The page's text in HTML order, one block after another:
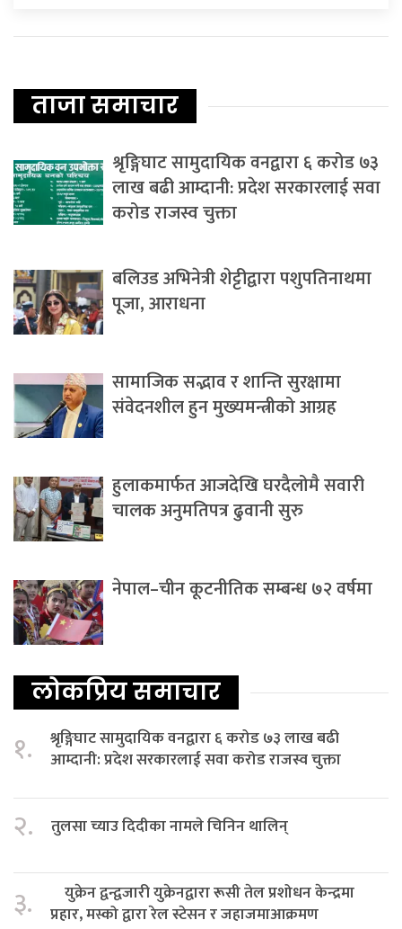
ताजा समाचार
श्रृङ्गिघाट सामुदायिक वनद्वारा ६ करोड ७३
लाख बढी आम्दानी: प्रदेश सरकारलाई सवा
करोड राजस्व चुक्ता
बलिउड अभिनेत्री शेट्टीद्वारा पशुपतिनाथमा
पूजा, आराधना
सामाजिक सद्भाव र शान्ति सुरक्षामा
संवेदनशील हुन मुख्यमन्त्रीको आग्रह
हुलाकमार्फत आजदेखि घरदैलोमै सवारी
चालक अनुमतिपत्र ढुवानी सुरु
नेपाल–चीन कूटनीतिक सम्बन्ध ७२ वर्षमा
लोकप्रिय समाचार
१.
श्रृङ्गिघाट सामुदायिक वनद्वारा ६ करोड ७३ लाख बढी
आम्दानी: प्रदेश सरकारलाई सवा करोड राजस्व चुक्ता
२. तुलसा च्याउ दिदीका नामले चिनिन थालिन्
३.
युक्रेन द्वन्द्वजारी युक्रेनद्वारा रूसी तेल प्रशोधन केन्द्रमा
प्रहार, मस्को द्वारा रेल स्टेसन र जहाजमाआक्रमण